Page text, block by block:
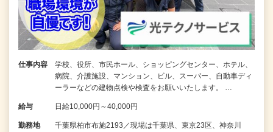
仕事内容
学校、役所、市民ホール、ショッピングセンター、ホテル、
病院、介護施設、マンション、ビル、スーパー、自動車ディ
ーラーなどの建物点検や検査をお願いいたします。 …
給与 日給10,000円～40,000円
勤務地
千葉県柏市布施2193／現場は千葉県、東京23区、神奈川